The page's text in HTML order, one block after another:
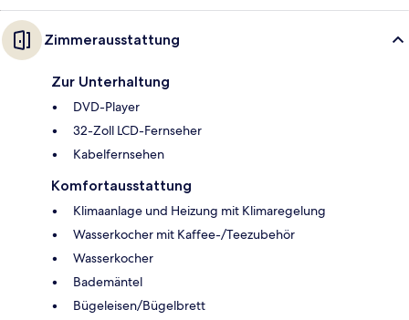
Zimmerausstattung
Zur Unterhaltung
DVD-Player
32-Zoll LCD-Fernseher
Kabelfernsehen
Komfortausstattung
Klimaanlage und Heizung mit Klimaregelung
Wasserkocher mit Kaffee-/Teezubehör
Wasserkocher
Bademäntel
Bügeleisen/Bügelbrett